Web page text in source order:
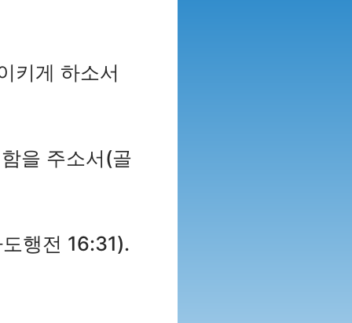
키게 하소서
을 주소서(골
행전 16:31).